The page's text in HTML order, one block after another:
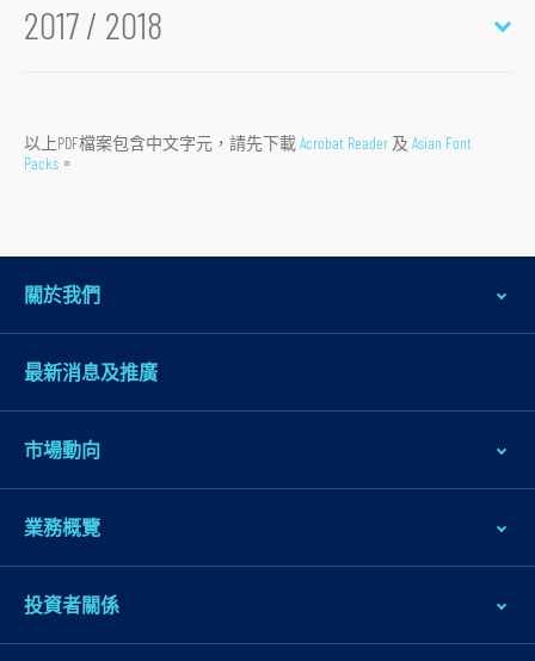
到
導
要
容
2017 / 2018
以上PDF檔案包含中文字元，請先下載Acrobat Reader 及 Asian Font
Packs 。
關於我們
最新消息及推廣
市場動向
業務概覽
投資者關係